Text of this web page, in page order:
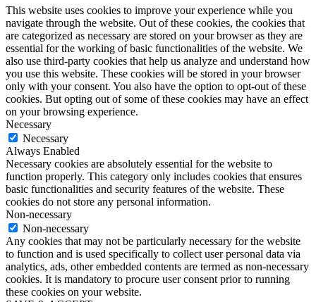
This website uses cookies to improve your experience while you
navigate through the website. Out of these cookies, the cookies that
are categorized as necessary are stored on your browser as they are
essential for the working of basic functionalities of the website. We
also use third-party cookies that help us analyze and understand how
you use this website. These cookies will be stored in your browser
only with your consent. You also have the option to opt-out of these
cookies. But opting out of some of these cookies may have an effect
on your browsing experience.
Necessary
Necessary
Always Enabled
Necessary cookies are absolutely essential for the website to
function properly. This category only includes cookies that ensures
basic functionalities and security features of the website. These
cookies do not store any personal information.
Non-necessary
Non-necessary
Any cookies that may not be particularly necessary for the website
to function and is used specifically to collect user personal data via
analytics, ads, other embedded contents are termed as non-necessary
cookies. It is mandatory to procure user consent prior to running
these cookies on your website.